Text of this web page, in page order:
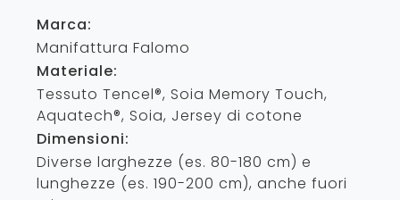
Marca:
Manifattura Falomo
Materiale:
Tessuto Tencel®, Soia Memory Touch,
Aquatech®, Soia, Jersey di cotone
Dimensioni:
Diverse larghezze (es. 80-180 cm) e
lunghezze (es. 190-200 cm), anche fuori